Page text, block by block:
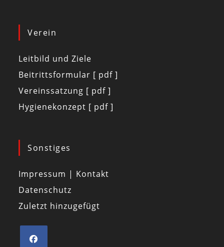
Verein
Leitbild und Ziele
Beitrittsformular [ pdf ]
Vereinssatzung [ pdf ]
Hygienekonzept [ pdf ]
Sonstiges
Impressum | Kontakt
Datenschutz
Zuletzt hinzugefügt